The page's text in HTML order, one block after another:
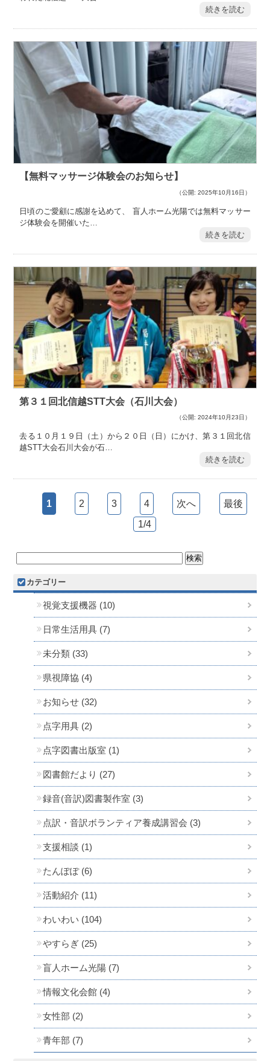
続きを読む
【無料マッサージ体験会のお知らせ】
（公開: 2025年10月16日）
日頃のご愛顧に感謝を込めて、 盲人ホーム光陽では無料マッサー
ジ体験会を開催いた…
続きを読む
第３１回北信越STT大会（石川大会）
（公開: 2024年10月23日）
去る１０月１９日（土）から２０日（日）にかけ、第３１回北信
越STT大会石川大会が石…
続きを読む
1 2 3 4 次へ
最後
1/4
カテゴリー
視覚支援機器 (10)
日常生活用具 (7)
未分類 (33)
県視障協 (4)
お知らせ (32)
点字用具 (2)
点字図書出版室 (1)
図書館だより (27)
録音(音訳)図書製作室 (3)
点訳・音訳ボランティア養成講習会 (3)
支援相談 (1)
たんぽぽ (6)
活動紹介 (11)
わいわい (104)
やすらぎ (25)
盲人ホーム光陽 (7)
情報文化会館 (4)
女性部 (2)
青年部 (7)